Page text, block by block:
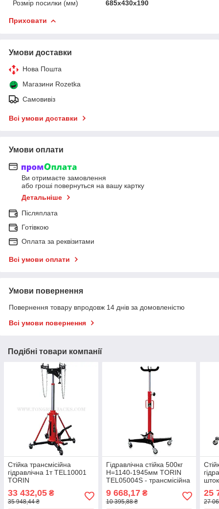
Розмір посилки (мм) 685х430х190
Приховати
Умови доставки
Нова Пошта
Магазини Rozetka
Самовивіз
Всі умови доставки
Умови оплати
Ви отримаєте замовлення
або гроші повернуться на вашу картку
Детальніше
Післяплата
Готівкою
Оплата за реквізитами
Всі умови оплати
Умови повернення
Повернення товару впродовж 14 днів за домовленістю
Всі умови повернення
Подібні товари компанії
Стійка трансмісійна
гідравлічна 1т TEL10001
TORIN
33 432,05 ₴
35 948,44 ₴
Гідравлічна стійка 500кг
Н=1140-1945мм TORIN
TEL05004S - трансмісійна
9 668,17₴
10 395,88 ₴
25
27